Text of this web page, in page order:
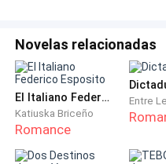
—Esa chica no vale esta
cara de idiota?
—Ella… ella es nueva,
—¿Es virgen? —La
Novelas relacionadas
El Italiano Federico Esposito
Katiuska Briceño
Romance
Entre